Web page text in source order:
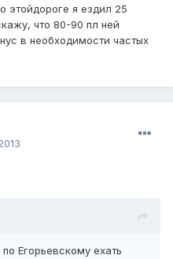
этойдороге я ездил 25
что 80-90 пл ней
в необходимости частых
Егорьевскому ехать